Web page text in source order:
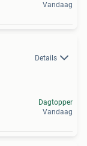
Vandaag
Details
Dagtopper
Vandaag